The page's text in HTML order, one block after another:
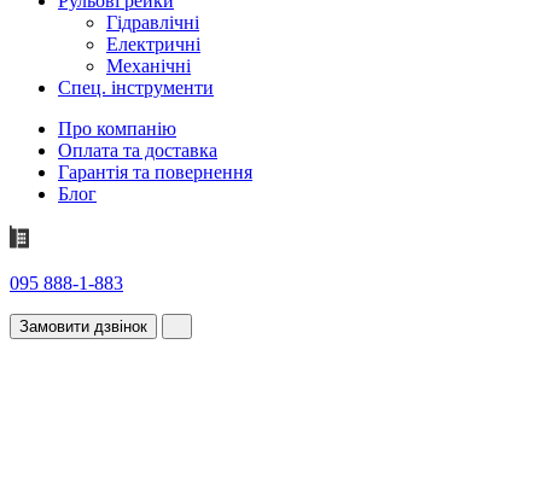
Гідравлічні
Електричні
Механічні
Спец. інструменти
Про компанію
Оплата та доставка
Гарантія та повернення
Блог
095 888-1-883
Замовити дзвінок